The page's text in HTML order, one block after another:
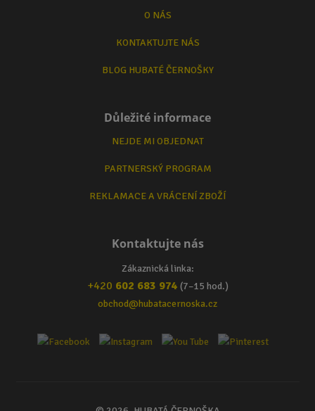
O NÁS
KONTAKTUJTE NÁS
BLOG HUBATÉ ČERNOŠKY
Důležité informace
NEJDE MI OBJEDNAT
PARTNERSKÝ PROGRAM
REKLAMACE A VRÁCENÍ ZBOŽÍ
Kontaktujte nás
Zákaznická linka:
+420 602 683 974 (7–15 hod.)
obchod@hubatacernoska.cz